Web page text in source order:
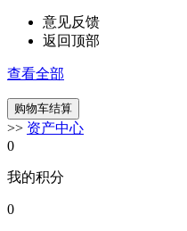
意见反馈
返回顶部
查看全部
>> 资产中心
0
我的积分
0